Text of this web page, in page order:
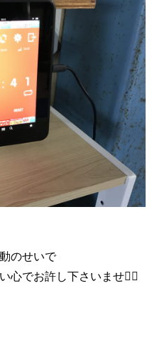
のせいで
心でお許し下さいませ🙇‍♂️